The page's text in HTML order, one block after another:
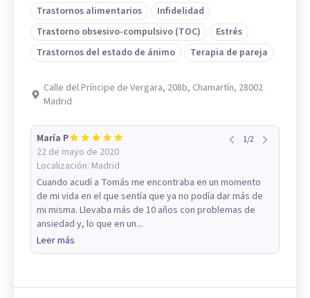
Trastornos alimentarios
Infidelidad
Trastorno obsesivo-compulsivo (TOC)
Estrés
Trastornos del estado de ánimo
Terapia de pareja
Calle del Príncipe de Vergara, 208b, Chamartín, 28002
Madrid
María P
22 de mayo de 2020
Localización: Madrid
1/2
Cuando acudí a Tomás me encontraba en un momento
de mi vida en el que sentía que ya no podía dar más de
mi misma. Llevaba más de 10 años con problemas de
ansiedad y, lo que en un...
Leer más